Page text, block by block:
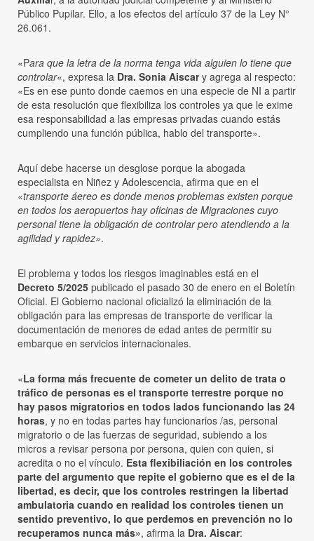
Público Pupilar. Ello, a los efectos del artículo 37 de la Ley N°
26.061.
«Para que la letra de la norma tenga vida alguien lo tiene que
controlar«, expresa la Dra. Sonia Aiscary agrega al respecto:
«Es en ese punto donde caemos en una especie de NI a partir
de esta resolución que flexibiliza los controles ya que le exime
esa responsabilidad a las empresas privadas cuando estás
cumpliendo una función pública, hablo del transporte».
Aquí debe hacerse un desglose porque la abogada
especialista en Niñez y Adolescencia, afirma que en el
«transporte áereo es donde menos problemas existen porque
en todos los aeropuertos hay oficinas de Migraciones cuyo
personal tiene la obligación de controlar pero atendiendo a la
agilidad y rapidez».
El problema y todos los riesgos imaginables está en el
Decreto 5/2025 publicado el pasado 30 de enero en el Boletín
Oficial. El Gobierno nacional oficializó la eliminación de la
obligación para las empresas de transporte de verificar la
documentación de menores de edad antes de permitir su
embarque en servicios internacionales.
«La forma más frecuente de cometer un delito de trata o
tráfico de personas es el transporte terrestre porque no
hay pasos migratorios en todos lados funcionando las 24
horas, y no en todas partes hay funcionarios /as, personal
migratorio o de las fuerzas de seguridad, subiendo a los
micros a revisar persona por persona, quien con quien, si
acredita o no el vínculo. Esta flexibiliación en los controles
parte del argumento que repite el gobierno que es el de la
libertad, es decir, que los controles restringen la libertad
ambulatoria cuando en realidad los controles tienen un
sentido preventivo, lo que perdemos en prevención no lo
recuperamos nunca más», afirma la Dra. Aiscar: